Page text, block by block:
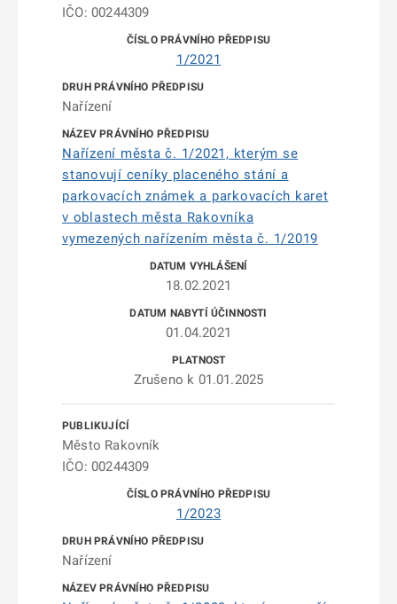
IČO: 00244309
1/2021
Nařízení
Nařízení města č. 1/2021, kterým se
stanovují ceníky placeného stání a
parkovacích známek a parkovacích karet
v oblastech města Rakovníka
vymezených nařízením města č. 1/2019
18.02.2021
01.04.2021
Zrušeno k 01.01.2025
Město Rakovník
IČO: 00244309
1/2023
Nařízení